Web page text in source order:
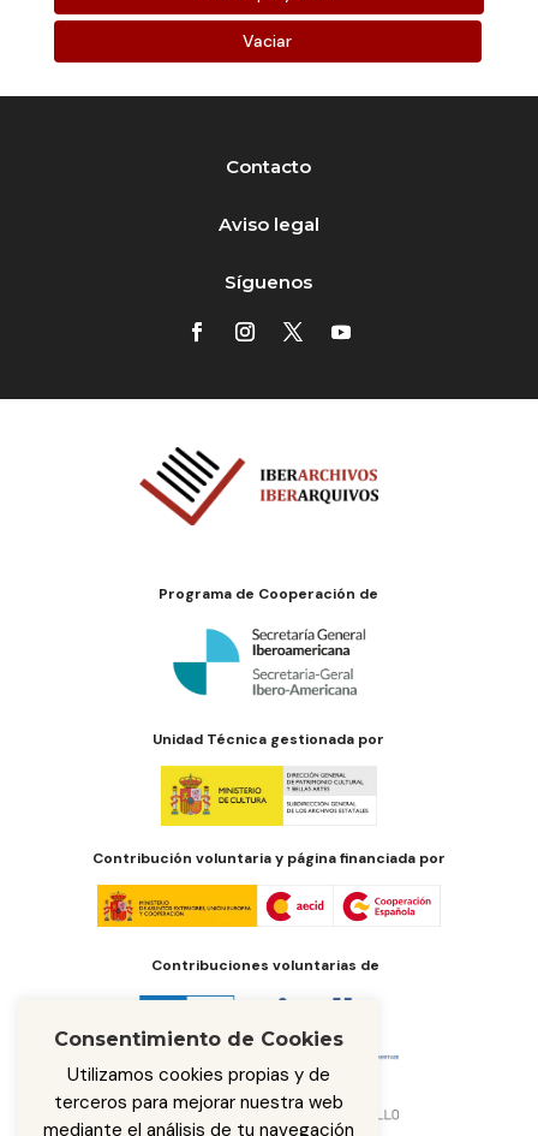
Vaciar
Contacto
Aviso legal
Síguenos
Programa de Cooperación de
Unidad Técnica gestionada por
Contribución voluntaria y página financiada por
Contribuciones voluntarias de
Consentimiento de Cookies
Utilizamos cookies propias y de
terceros para mejorar nuestra web
mediante el análisis de tu navegación